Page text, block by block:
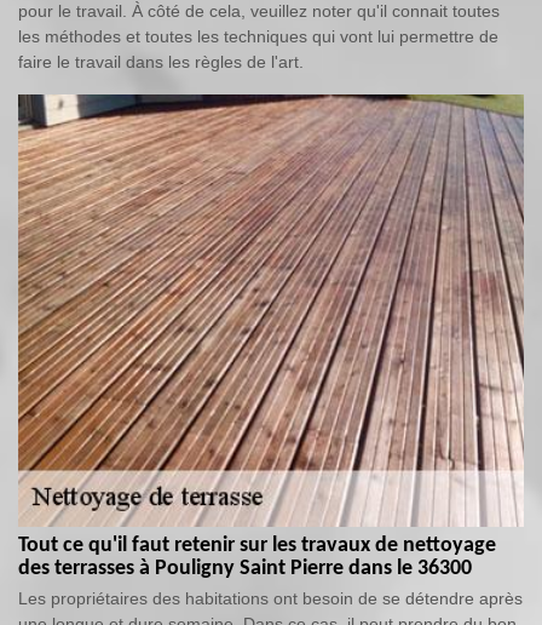
pour le travail. À côté de cela, veuillez noter qu'il connait toutes
les méthodes et toutes les techniques qui vont lui permettre de
faire le travail dans les règles de l'art.
Tout ce qu'il faut retenir sur les travaux de nettoyage
des terrasses à Pouligny Saint Pierre dans le 36300
Les propriétaires des habitations ont besoin de se détendre après